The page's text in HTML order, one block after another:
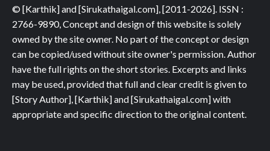
© [Karthik] and [Sirukathaigal.com], [2011-2026]. ISSN :
2766-9890, Concept and design of this website is solely
owned by the site owner. No part of the concept or design
can be copied/used without site owner's permission. Author
have the full rights on the short stories. Excerpts and links
may be used, provided that full and clear credit is given to
[Story Author], [Karthik] and [Sirukathaigal.com] with
appropriate and specific direction to the original content.